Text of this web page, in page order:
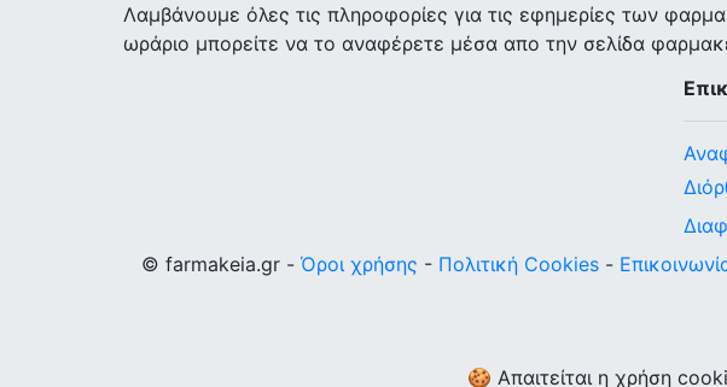
Λαμβάνουμε όλες τις πληροφορίες για τις εφημερίες των
ωράριο μπορείτε να το αναφέρετε μέσα απο την σελίδα
© farmakeia.gr - Όροι χρήσης - Πολιτική Cookies -
🍪 Απαιτείται η χρήση